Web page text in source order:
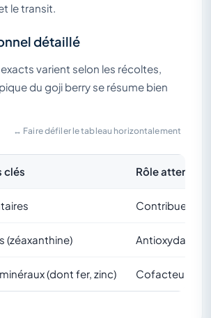
le transit.
détaillé
varient selon les récoltes,
du goji berry se résume bien
↔ Faire défiler le tableau horizontalement
clés Rôle attendu
Contribuent
(zéaxanthine) Antioxydants,
(dont fer, zinc) Cofacteurs